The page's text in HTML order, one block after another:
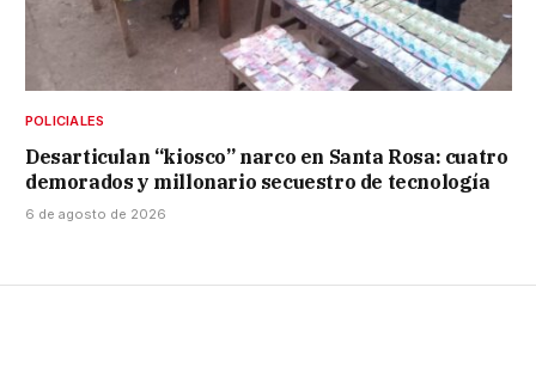
POLICIALES
Desarticulan “kiosco” narco en Santa Rosa: cuatro
demorados y millonario secuestro de tecnología
6 de agosto de 2026